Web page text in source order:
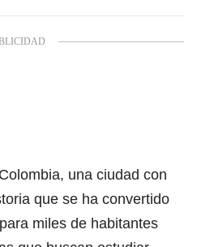
una ciudad con
que se ha convertido
miles de habitantes